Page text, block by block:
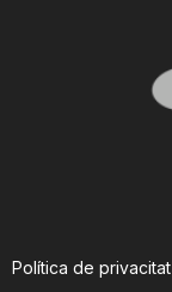
Política de privacitat